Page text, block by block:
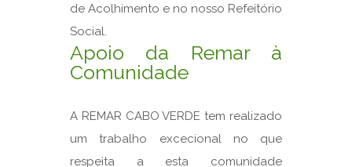
de Acolhimento e no nosso Refeitório
Social.
Apoio da Remar à
Comunidade
A REMAR CABO VERDE tem realizado
um trabalho excecional no que
respeita a esta comunidade